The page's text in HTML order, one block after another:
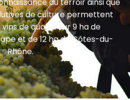
de culture permettent
de qualité sur 9 ha de
et de 12 ha de Côtes-du-
Rhône.